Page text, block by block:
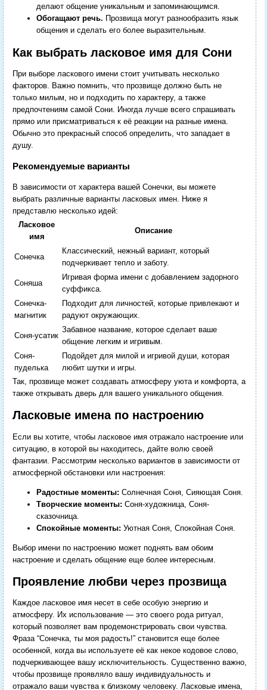
делают общение уникальным и запоминающимся.
Обогащают речь. Прозвища могут разнообразить язык
общения и сделать его более выразительным.
Как выбрать ласковое имя для Сони
При выборе ласкового имени стоит учитывать несколько
факторов. Важно помнить, что прозвище должно быть не
только милым, но и подходить по характеру, а также
предпочтениям самой Сони. Иногда лучше всего спрашивать
прямо или присматриваться к её реакции на разные имена.
Обычно это прекрасный способ определить, что западает в
душу.
Рекомендуемые варианты
В зависимости от характера вашей Сонечки, вы можете
выбрать различные варианты ласковых имен. Ниже я
представлю несколько идей:
Ласковое
имя
Описание
Сонечка
Классический, нежный вариант, который
подчеркивает тепло и заботу.
Соняша
Игривая форма имени с добавлением задорного
суффикса.
Сонечка-
магнитик
Подходит для личностей, которые привлекают и
радуют окружающих.
Соня-усатик
Забавное название, которое сделает ваше
общение легким и игривым.
Соня-
пуделька
Подойдет для милой и игривой души, которая
любит шутки и игры.
Так, прозвище может создавать атмосферу уюта и комфорта, а
также открывать дверь для вашего уникального общения.
Ласковые имена по настроению
Если вы хотите, чтобы ласковое имя отражало настроение или
ситуацию, в которой вы находитесь, дайте волю своей
фантазии. Рассмотрим несколько вариантов в зависимости от
атмосферной обстановки или настроения:
Радостные моменты: Солнечная Соня, Сияющая Соня.
Творческие моменты: Соня-художница, Соня-
сказочница.
Спокойные моменты: Уютная Соня, Спокойная Соня.
Выбор имени по настроению может поднять вам обоим
настроение и сделать общение еще более интересным.
Проявление любви через прозвища
Каждое ласковое имя несет в себе особую энергию и
атмосферу. Их использование — это своего рода ритуал,
который позволяет вам продемонстрировать свои чувства.
Фраза “Сонечка, ты моя радость!” становится еще более
особенной, когда вы используете её как некое кодовое слово,
подчеркивающее вашу исключительность. Существенно важно,
чтобы прозвище проявляло вашу индивидуальность и
отражало ваши чувства к близкому человеку. Ласковые имена,